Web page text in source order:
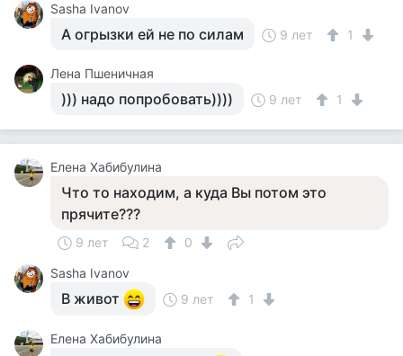
Sasha Ivanov
А огрызки ей не по силам 9 лет 1
Лена Пшеничная
))) надо попробовать)))) 9 лет 1
Елена Хабибулина
Что то находим, а куда Вы потом это
прячите???
9 лет 2
0
Sasha Ivanov
В живот 9 лет 1
Елена Хабибулина